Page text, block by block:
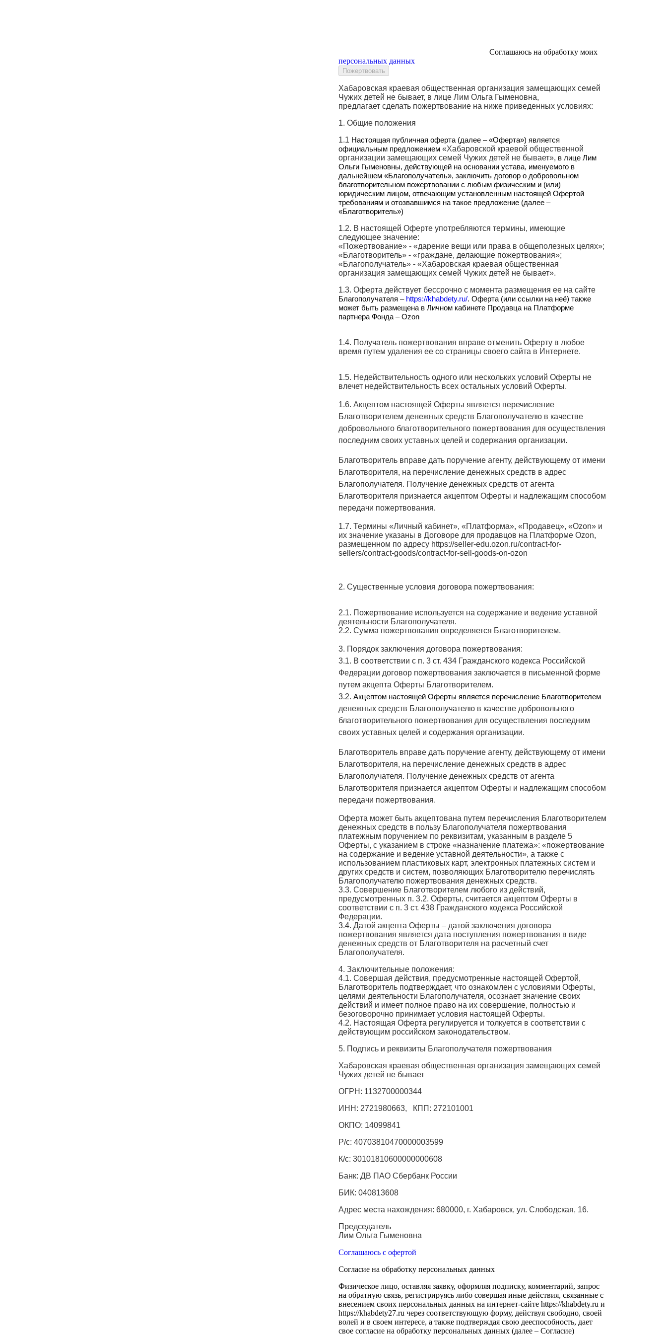
Соглашаюсь на обработку моих
персональных данных
Хабаровская краевая общественная организация замещающих семей
Чужих детей не бывает, в лице Лим Ольга Гыменовна,
предлагает сделать пожертвование на ниже приведенных условиях:
1. Общие положения
1.1 Настоящая публичная оферта (далее – «Оферта») является
официальным предложением «Хабаровской краевой общественной
организации замещающих семей Чужих детей не бывает», в лице Лим
Ольги Гыменовны, действующей на основании устава, именуемого в
дальнейшем «Благополучатель», заключить договор о добровольном
благотворительном пожертвовании с любым физическим и (или)
юридическим лицом, отвечающим установленным настоящей Офертой
требованиям и отозвавшимся на такое предложение (далее –
«Благотворитель»)
1.2. В настоящей Оферте употребляются термины, имеющие
следующее значение:
«Пожертвование» - «дарение вещи или права в общеполезных целях»;
«Благотворитель» - «граждане, делающие пожертвования»;
«Благополучатель» - «Хабаровская краевая общественная
организация замещающих семей Чужих детей не бывает».
1.3. Оферта действует бессрочно с момента размещения ее на сайте
Благополучателя – https://khabdety.ru/. Оферта (или ссылки на неё) также
может быть размещена в Личном кабинете Продавца на Платформе
партнера Фонда – Ozon
1.4. Получатель пожертвования вправе отменить Оферту в любое
время путем удаления ее со страницы своего сайта в Интернете.
1.5. Недействительность одного или нескольких условий Оферты не
влечет недействительность всех остальных условий Оферты.
1.6. Акцептом настоящей Оферты является перечисление
Благотворителем денежных средств Благополучателю в качестве
добровольного благотворительного пожертвования для осуществления
последним своих уставных целей и содержания организации.
Благотворитель вправе дать поручение агенту, действующему от имени
Благотворителя, на перечисление денежных средств в адрес
Благополучателя. Получение денежных средств от агента
Благотворителя признается акцептом Оферты и надлежащим способом
передачи пожертвования.
1.7. Термины «Личный кабинет», «Платформа», «Продавец», «Ozon» и
их значение указаны в Договоре для продавцов на Платформе Ozon,
размещенном по адресу https://seller-edu.ozon.ru/contract-for-
sellers/contract-goods/contract-for-sell-goods-on-ozon
2. Существенные условия договора пожертвования:
2.1. Пожертвование используется на содержание и ведение уставной
деятельности Благополучателя.
2.2. Сумма пожертвования определяется Благотворителем.
3. Порядок заключения договора пожертвования:
3.1. В соответствии с п. 3 ст. 434 Гражданского кодекса Российской
Федерации договор пожертвования заключается в письменной форме
путем акцепта Оферты Благотворителем.
3.2. Акцептом настоящей Оферты является перечисление Благотворителем
денежных средств Благополучателю в качестве добровольного
благотворительного пожертвования для осуществления последним
своих уставных целей и содержания организации.
Благотворитель вправе дать поручение агенту, действующему от имени
Благотворителя, на перечисление денежных средств в адрес
Благополучателя. Получение денежных средств от агента
Благотворителя признается акцептом Оферты и надлежащим способом
передачи пожертвования.
Оферта может быть акцептована путем перечисления Благотворителем
денежных средств в пользу Благополучателя пожертвования
платежным поручением по реквизитам, указанным в разделе 5
Оферты, с указанием в строке «назначение платежа»: «пожертвование
на содержание и ведение уставной деятельности», а также с
использованием пластиковых карт, электронных платежных систем и
других средств и систем, позволяющих Благотворителю перечислять
Благополучателю пожертвования денежных средств.
3.3. Совершение Благотворителем любого из действий,
предусмотренных п. 3.2. Оферты, считается акцептом Оферты в
соответствии с п. 3 ст. 438 Гражданского кодекса Российской
Федерации.
3.4. Датой акцепта Оферты – датой заключения договора
пожертвования является дата поступления пожертвования в виде
денежных средств от Благотворителя на расчетный счет
Благополучателя.
4. Заключительные положения:
4.1. Совершая действия, предусмотренные настоящей Офертой,
Благотворитель подтверждает, что ознакомлен с условиями Оферты,
целями деятельности Благополучателя, осознает значение своих
действий и имеет полное право на их совершение, полностью и
безоговорочно принимает условия настоящей Оферты.
4.2. Настоящая Оферта регулируется и толкуется в соответствии с
действующим российском законодательством.
5. Подпись и реквизиты Благополучателя пожертвования
Хабаровская краевая общественная организация замещающих семей
Чужих детей не бывает
ОГРН: 1132700000344
ИНН: 2721980663,
КПП: 272101001
ОКПО: 14099841
Р/с: 40703810470000003599
К/с: 30101810600000000608
Банк: ДВ ПАО Сбербанк России
БИК: 040813608
Адрес места нахождения: 680000, г. Хабаровск, ул. Слободская, 16.
Председатель
Лим Ольга Гыменовна
Соглашаюсь с офертой
Согласие на обработку персональных данных
Физическое лицо, оставляя заявку, оформляя подписку, комментарий, запрос
на обратную связь, регистрируясь либо совершая иные действия, связанные с
внесением своих персональных данных на интернет-сайте https://khabdety.ru и
https://khabdety27.ru через соответствующую форму, действуя свободно, своей
волей и в своем интересе, а также подтверждая свою дееспособность, дает
свое согласие на обработку персональных данных (далее – Согласие)